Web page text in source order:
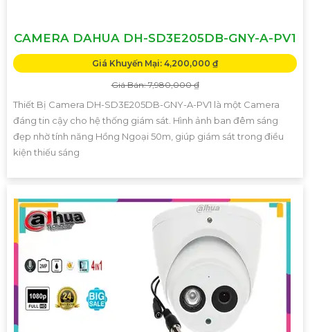
CAMERA DAHUA DH-SD3E205DB-GNY-A-PV1
Giá Khuyến Mại: 4,200,000 ₫
Giá Bán: 7,980,000 ₫
Thiết Bị Camera DH-SD3E205DB-GNY-A-PV1 là một Camera
đáng tin cậy cho hệ thống giám sát. Hình ảnh ban đêm sáng
đẹp nhờ tính năng Hồng Ngoại 50m, giúp giám sát trong điều
kiện thiếu sáng